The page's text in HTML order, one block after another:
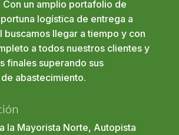
Con un amplio portafolio de
logística de entrega a
buscamos llegar a tiempo y con
a todos nuestros clientes y
finales superando sus
abastecimiento.
la Mayorista Norte, Autopista